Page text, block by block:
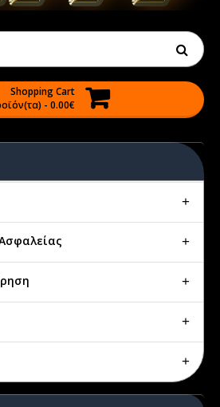
Shopping Cart
- 0.00€